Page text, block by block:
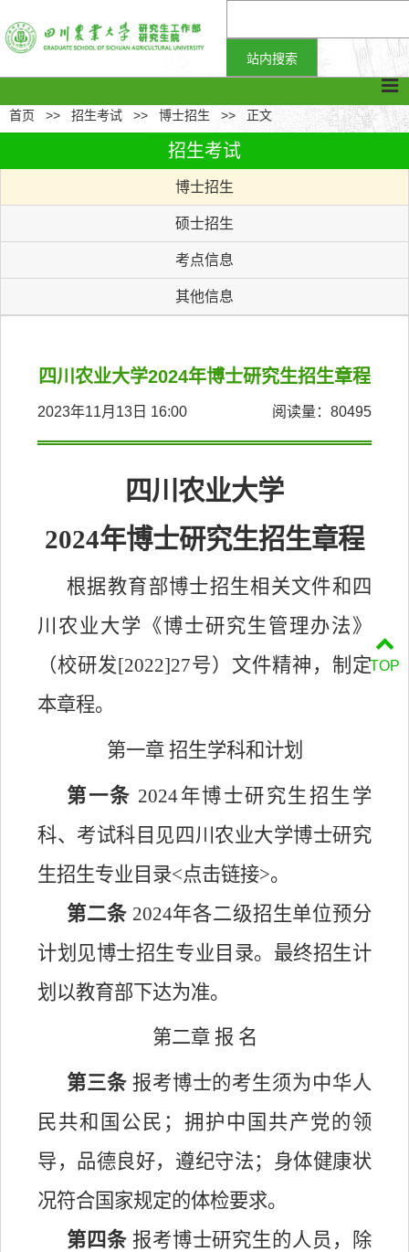
首页 >> 招生考试 >> 博士招生 >> 正文
招生考试
博士招生
硕士招生
考点信息
其他信息
四川农业大学2024年博士研究生招生章程
2023年11月13日 16:00 阅读量： 80495
四川农业大学
2024年博士研究生招生章程
根据教育部博士招生相关文件和四
川农业大学《博士研究生管理办法》
（校研发[2022]27号）文件精神，制定
本章程。
第一章 招生学科和计划
第一条 2024年博士研究生招生学
科、考试科目见四川农业大学博士研究
生招生专业目录<点击链接>。
第二条 2024年各二级招生单位预分
计划见博士招生专业目录。最终招生计
划以教育部下达为准。
第二章 报 名
第三条 报考博士的考生须为中华人
民共和国公民；拥护中国共产党的领
导，品德良好，遵纪守法；身体健康状
况符合国家规定的体检要求。
第四条 报考博士研究生的人员，除
TOP